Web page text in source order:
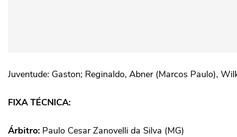
Juventude: Gaston; Reginaldo, Abner (Marcos Paulo),
FIXA TÉCNICA:
Árbitro: Paulo Cesar Zanovelli da Silva (MG)